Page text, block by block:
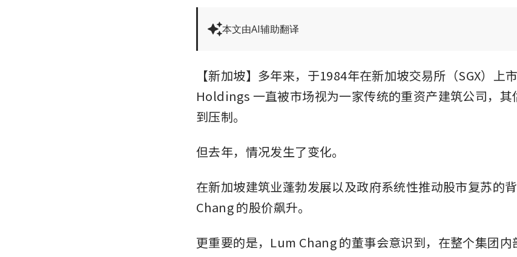
本文由AI辅助翻译
【新加坡】多年来，于1984年在新加坡交易所（SGX）上
Holdings 一直被市场视为一家传统的重资产建筑公司，
到压制。
但去年，情况发生了变化。
在新加坡建筑业蓬勃发展以及政府系统性推动股市复苏的
Chang 的股价飙升。
更重要的是，Lum Chang 的董事会意识到，在整个集团内